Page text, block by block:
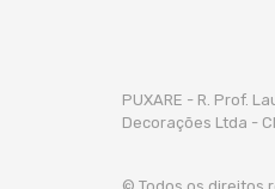
PUXARE - R. Prof.
Decorações Ltda -